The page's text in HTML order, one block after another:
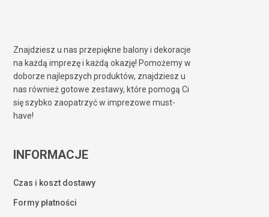
Znajdziesz u nas przepiękne balony i dekoracje
na każdą imprezę i każdą okazję! Pomożemy w
doborze najlepszych produktów, znajdziesz u
nas również gotowe zestawy, które pomogą Ci
się szybko zaopatrzyć w imprezowe must-
have!
INFORMACJE
Czas i koszt dostawy
Formy płatności